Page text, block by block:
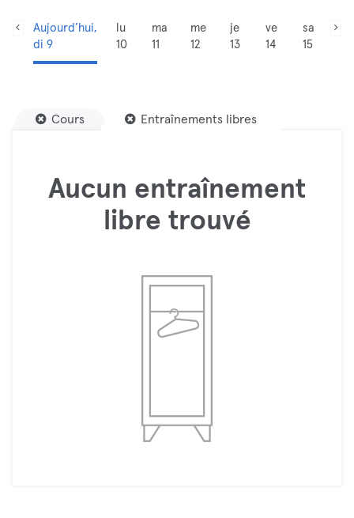
Aujourd’hui,
di 9
lu
10
ma
11
me
12
je
13
ve
14
sa
15
Cours Entraînements libres
Aucun entraînement
libre trouvé